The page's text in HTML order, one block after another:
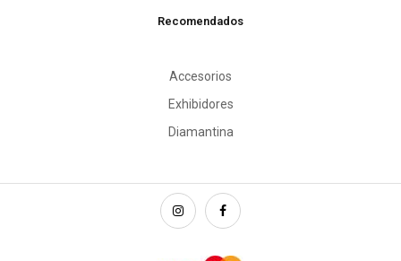
Recomendados
Accesorios
Exhibidores
Diamantina